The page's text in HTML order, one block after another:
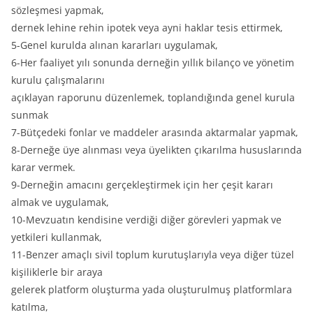
sözleşmesi yapmak,
dernek lehine rehin ipotek veya ayni haklar tesis ettirmek,
5-Genel kurulda alınan kararları uygulamak,
6-Her faaliyet yılı sonunda derneğin yıllık bilanço ve yönetim
kurulu çalışmalarını
açıklayan raporunu düzenlemek, toplandığında genel kurula
sunmak
7-Bütçedeki fonlar ve maddeler arasında aktarmalar yapmak,
8-Derneğe üye alınması veya üyelikten çıkarılma hususlarında
karar vermek.
9-Derneğin amacını gerçekleştirmek için her çeşit kararı
almak ve uygulamak,
10-Mevzuatın kendisine verdiği diğer görevleri yapmak ve
yetkileri kullanmak,
11-Benzer amaçlı sivil toplum kurutuşlarıyla veya diğer tüzel
kişiliklerle bir araya
gelerek platform oluşturma yada oluşturulmuş platformlara
katılma,